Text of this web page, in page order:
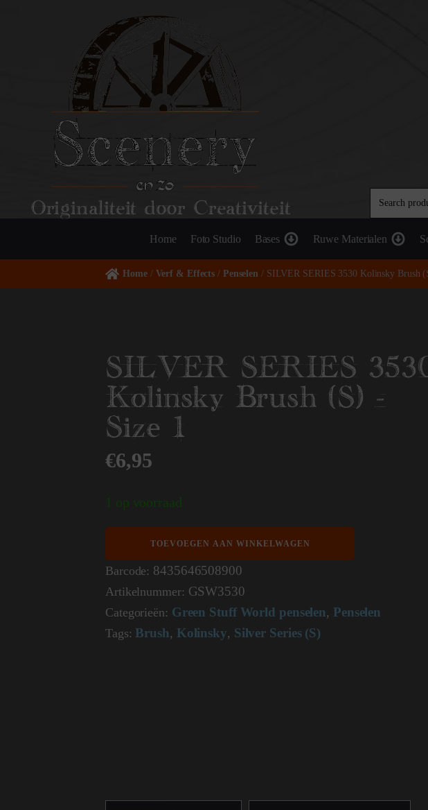
Originaliteit door Creativiteit
Home Foto Studio Bases Ruwe Materialen
Home/ Verf & Effects / Penselen / SILVER SERIES 3530 Kolinsky Brush
SILVER SERIES
Kolinsky Brush (S) -
Size 1
€6,95
1 op voorraad
3530
Brush
-
Size
TOEVOEGEN AAN WINKELWAGEN
Barcode: 8435646508900
Artikelnummer: GSW3530
Categorieën: Green Stuff World penselen, Penselen
Tags: Brush, Kolinsky, Silver Series (S)